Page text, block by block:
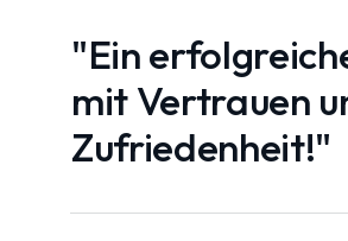
"Ein
mit Vertrauen
Zufriedenheit!"